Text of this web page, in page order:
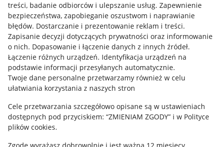
treści, badanie odbiorców i ulepszanie usług. Zapewnienie
bezpieczeństwa, zapobieganie oszustwom i naprawianie
błędów. Dostarczanie i prezentowanie reklam i treści.
Zapisanie decyzji dotyczących prywatności oraz informowanie
o nich. Dopasowanie i łączenie danych z innych źródeł.
Łączenie różnych urządzeń. Identyfikacja urządzeń na
podstawie informacji przesyłanych automatycznie.
Twoje dane personalne przetwarzamy również w celu
ułatwiania korzystania z naszych stron
Cele przetwarzania szczegółowo opisane są w ustawieniach
dostępnych pod przyciskiem: “ZMIENIAM ZGODY” i w Polityce
plików cookies.
Mapa miejscowości
Informacje prawne
Regulamin
Polityka plików "cookies"
Ustawienia plików "cookies"
Udostępnianie lokalizacji
Informacje dla Aktu o Usługach Cyfrowych